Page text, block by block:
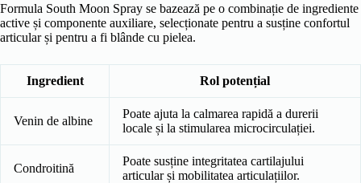
Formula South Moon Spray se bazează pe o combinație de ingrediente
active și componente auxiliare, selecționate pentru a susține confortul
articular și pentru a fi blânde cu pielea.
Ingredient Rol potențial
Venin de albine
Poate ajuta la calmarea rapidă a durerii
locale și la stimularea microcirculației.
Condroitină
Poate susține integritatea cartilajului
articular și mobilitatea articulațiilor.